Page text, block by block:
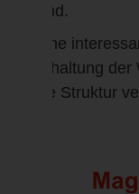
sind.
Eine
Erhaltung
die Struktur